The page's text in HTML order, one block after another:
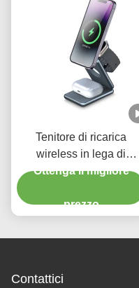
Tenitore di ricarica
wireless in lega di
alluminio metallo 15w
telefono per orologio
Ottenga il migliore
prezzo
Contattici